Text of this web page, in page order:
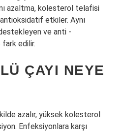
azaltma, kolesterol telafisi
etkiler. Aynı
destekleyen ve anti -
edilir.
ÇAYI NEYE
azalır, yüksek kolesterol
Enfeksiyonlara karşı